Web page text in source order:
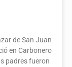
de San Juan
en Carbonero
padres fueron